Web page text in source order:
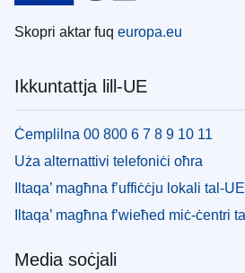
Skopri aktar fuq europa.eu
Ikkuntattja lill-UE
Ċemplilna 00 800 6 7 8 9 10 11
Uża alternattivi telefoniċi oħra
Iltaqa’ magħna f’uffiċċju lokali tal-UE
Iltaqa’ magħna f’wieħed miċ-ċentri
Media soċjali